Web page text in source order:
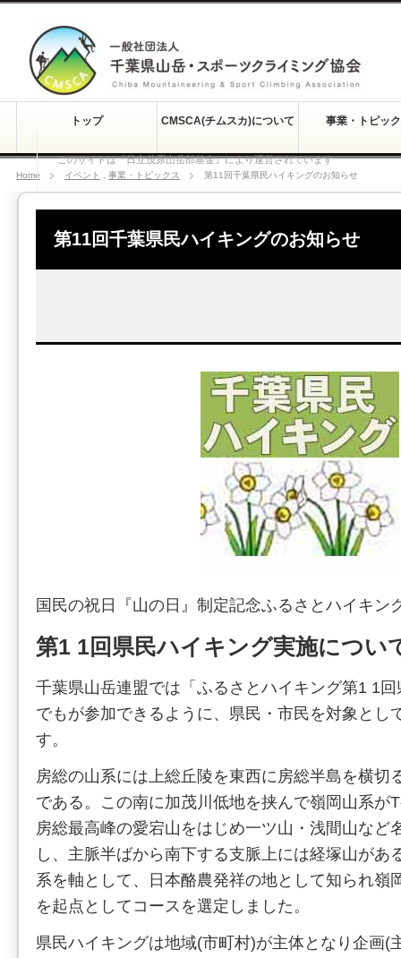
このサイトは『日立茂原山岳部基金』により運営されています
トップ CMSCA(チムスカ)について 事業・トピッ
Home イベント 事業・トピックス 第11回千葉県民ハイキングのお知らせ
第11回千葉県民ハイキングのお知らせ
国民の祝日『山の日』制定記念ふるさとハイキン
第1 1回県民ハイキング実施につい
千葉県山岳連盟では「ふるさとハイキング第1 1
でもが参加できるように、県民・市民を対象とし
す。
房総の山系には上総丘陵を東西に房総半島を横切
である。この南に加茂川低地を挟んで嶺岡山系が
房総最高峰の愛宕山をはじめ一ツ山・浅間山など
し、主脈半ばから南下する支脈上には経塚山があ
系を軸として、日本酪農発祥の地として知られ嶺
を起点としてコースを選定しました。
県民ハイキングは地域(市町村)が主体となり企画(